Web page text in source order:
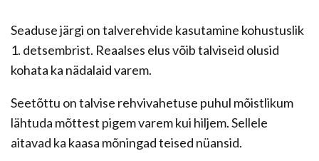
Seaduse järgi on talverehvide kasutamine kohustuslik
1. detsembrist. Reaalses elus võib talviseid olusid
kohata ka nädalaid varem.
Seetõttu on talvise rehvivahetuse puhul mõistlikum
lähtuda mõttest pigem varem kui hiljem. Sellele
aitavad ka kaasa mõningad teised nüansid.